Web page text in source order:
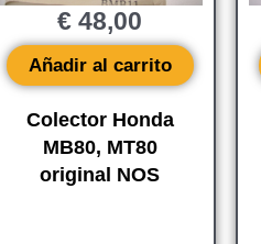
Colector Honda
MB80, MT80
original NOS
€ 48,00
Añadir al carrito